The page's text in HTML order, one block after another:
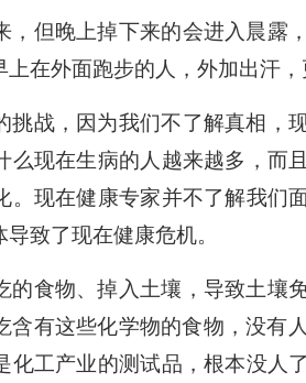
，但晚上掉下来的会进入晨露
在外面跑步的人，外加出汗，
挑战，因为我们不了解真相，
么现在生病的人越来越多，而
。现在健康专家并不了解我们
致了现在健康危机。
的食物、掉入土壤，导致土壤
含有这些化学物的食物，没有
化工产业的测试品，根本没人